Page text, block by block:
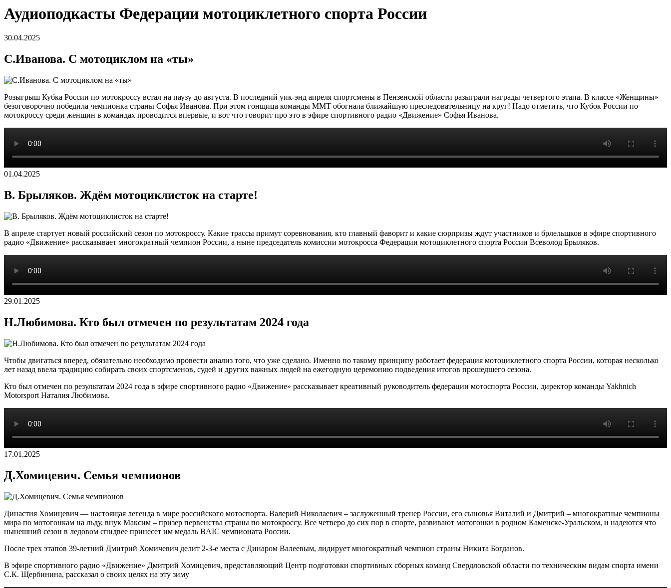
Аудиоподкасты Федерации мотоциклетного спорта России
30.04.2025
С.Иванова. С мотоциклом на «ты»
Розыгрыш Кубка России по мотокроссу встал на паузу до августа. В последний уик-энд апреля спортсмены в Пензенской области разыграли награды четвертого этапа. В классе «Женщины»
безоговорочно победила чемпионка страны Софья Иванова. При этом гонщица команды ММТ обогнала ближайшую преследовательницу на круг! Надо отметить, что Кубок России по
мотокроссу среди женщин в командах проводится впервые, и вот что говорит про это в эфире спортивного радио «Движение» Софья Иванова.
01.04.2025
В. Брыляков. Ждём мотоциклисток на старте!
В апреле стартует новый российский сезон по мотокроссу. Какие трассы примут соревнования, кто главный фаворит и какие сюрпризы ждут участников и брлельщков в эфире спортивного
радио «Движение» рассказывает многократный чемпион России, а ныне председатель комиссии мотокросса Федерации мотоциклетного спорта России Всеволод Брыляков.
29.01.2025
Н.Любимова. Кто был отмечен по результатам 2024 года
Чтобы двигаться вперед, обязательно необходимо провести анализ того, что уже сделано. Именно по такому принципу работает федерация мотоциклетного спорта России, которая несколько
лет назад ввела традицию собирать своих спортсменов, судей и других важных людей на ежегодную церемонию подведения итогов прошедшего сезона.
Кто был отмечен по результатам 2024 года в эфире спортивного радио «Движение» рассказывает креативный руководитель федерации мотоспорта России, директор команды Yakhnich
Motorsport Наталия Любимова.
17.01.2025
Д.Хомицевич. Семья чемпионов
Династия Хомицевич — настоящая легенда в мире российского мотоспорта. Валерий Николаевич – заслуженный тренер России, его сыновья Виталий и Дмитрий – многократные чемпионы
мира по мотогонкам на льду, внук Максим – призер первенства страны по мотокроссу. Все четверо до сих пор в спорте, развивают мотогонки в родном Каменске-Уральском, и надеются что
нынешний сезон в ледовом спидвее принесет им медаль BAIC чемпионата России.
После трех этапов 39-летний Дмитрий Хомичевич делит 2-3-е места с Динаром Валеевым, лидирует многократный чемпион страны Никита Богданов.
В эфире спортивного радио «Движение» Дмитрий Хомицевич, представляющий Центр подготовки спортивных сборных команд Свердловской области по техническим видам спорта имени
С.К. Щербинина, рассказал о своих целях на эту зиму